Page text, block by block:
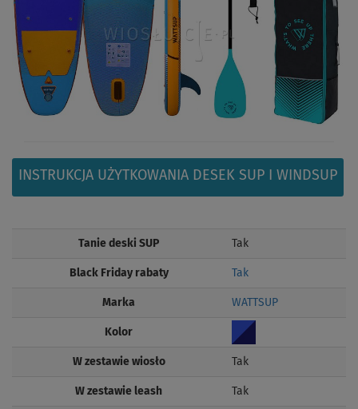
INSTRUKCJA UŻYTKOWANIA DESEK SUP I WINDSUP
Tanie deski SUP Tak
Black Friday rabaty Tak
Marka WATTSUP
Kolor
W zestawie wiosło Tak
W zestawie leash Tak